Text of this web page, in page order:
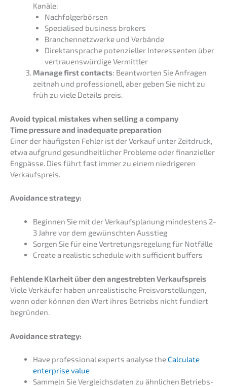
Kanäle:
Nachfol­ger­bör­sen
Specia­li­sed business brokers
Branchen­netz­wer­ke und Verbände
Direkt­an­spra­che poten­zi­el­ler Inter­es­sen­ten über
vertrau­ens­wür­di­ge Vermittler
Manage first contacts: Beant­wor­ten Sie Anfra­gen
zeitnah und profes­sio­nell, aber geben Sie nicht zu
früh zu viele Details preis.
Avoid typical mista­kes when selling a company
Time pressu­re and inade­qua­te preparation
Einer der häufigs­ten Fehler ist der Verkauf unter Zeitdruck,
etwa aufgrund gesund­heit­li­cher Proble­me oder finan­zi­el­ler
Engpäs­se. Dies führt fast immer zu einem niedri­ge­ren
Verkaufspreis.
Avoid­ance strategy:
Begin­nen Sie mit der Verkaufs­pla­nung mindes­tens 2-
3 Jahre vor dem gewünsch­ten Ausstieg
Sorgen Sie für eine Vertre­tungs­re­ge­lung für Notfälle
Create a reali­stic schedu­le with suffi­ci­ent buffers
Fehlen­de Klarheit über den angestreb­ten Verkaufspreis
Viele Verkäu­fer haben unrea­lis­ti­sche Preis­vor­stel­lun­gen,
wenn oder können den Wert ihres Betriebs nicht fundiert
begründen.
Avoid­ance strategy:
Have profes­sio­nal experts analy­se the Calcu­la­te
enter­pri­se value
Sammeln Sie Vergleichs­da­ten zu ähnli­chen Betriebs­